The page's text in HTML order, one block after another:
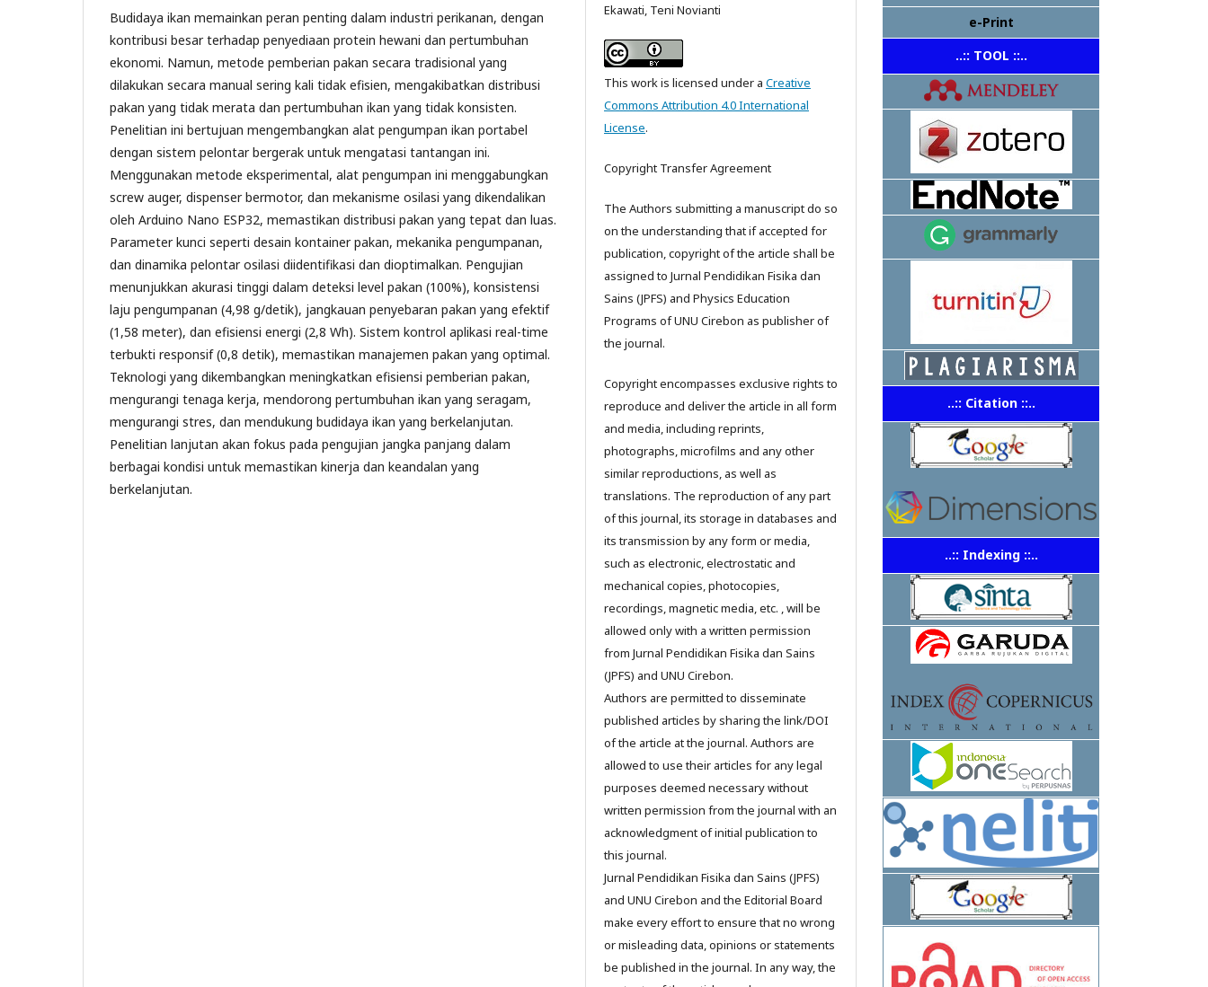
Budidaya ikan memainkan peran penting dalam industri perikanan, dengan
kontribusi besar terhadap penyediaan protein hewani dan pertumbuhan
ekonomi. Namun, metode pemberian pakan secara tradisional yang
dilakukan secara manual sering kali tidak efisien, mengakibatkan distribusi
pakan yang tidak merata dan pertumbuhan ikan yang tidak konsisten.
Penelitian ini bertujuan mengembangkan alat pengumpan ikan portabel
dengan sistem pelontar bergerak untuk mengatasi tantangan ini.
Menggunakan metode eksperimental, alat pengumpan ini menggabungkan
screw auger, dispenser bermotor, dan mekanisme osilasi yang dikendalikan
oleh Arduino Nano ESP32, memastikan distribusi pakan yang tepat dan luas.
Parameter kunci seperti desain kontainer pakan, mekanika pengumpanan,
dan dinamika pelontar osilasi diidentifikasi dan dioptimalkan. Pengujian
menunjukkan akurasi tinggi dalam deteksi level pakan (100%), konsistensi
laju pengumpanan (4,98 g/detik), jangkauan penyebaran pakan yang efektif
(1,58 meter), dan efisiensi energi (2,8 Wh). Sistem kontrol aplikasi real-time
terbukti responsif (0,8 detik), memastikan manajemen pakan yang optimal.
Teknologi yang dikembangkan meningkatkan efisiensi pemberian pakan,
mengurangi tenaga kerja, mendorong pertumbuhan ikan yang seragam,
mengurangi stres, dan mendukung budidaya ikan yang berkelanjutan.
Penelitian lanjutan akan fokus pada pengujian jangka panjang dalam
berbagai kondisi untuk memastikan kinerja dan keandalan yang
berkelanjutan.
Ekawati, Teni Novianti
This work is licensed under a Creative
Commons Attribution 4.0 International
License.
Copyright Transfer Agreement
The Authors submitting a manuscript do so
on the understanding that if accepted for
publication, copyright of the article shall be
assigned to Jurnal Pendidikan Fisika dan
Sains (JPFS) and Physics Education
Programs of UNU Cirebon as publisher of
the journal.
Copyright encompasses exclusive rights to
reproduce and deliver the article in all form
and media, including reprints,
photographs, microfilms and any other
similar reproductions, as well as
translations. The reproduction of any part
of this journal, its storage in databases and
its transmission by any form or media,
such as electronic, electrostatic and
mechanical copies, photocopies,
recordings, magnetic media, etc. , will be
allowed only with a written permission
from Jurnal Pendidikan Fisika dan Sains
(JPFS) and UNU Cirebon.
Authors are permitted to disseminate
published articles by sharing the link/DOI
of the article at the journal. Authors are
allowed to use their articles for any legal
purposes deemed necessary without
written permission from the journal with an
acknowledgment of initial publication to
this journal.
Jurnal Pendidikan Fisika dan Sains (JPFS)
and UNU Cirebon and the Editorial Board
make every effort to ensure that no wrong
or misleading data, opinions or statements
be published in the journal. In any way, the
e-Print
..:: TOOL ::..
..:: Citation ::..
..:: Indexing ::..